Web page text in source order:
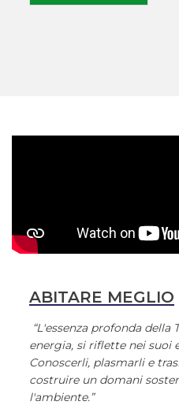
ABITARE MEGLIO
“L'essenza profonda della
energia, si riflette nei suoi
Conoscerli, plasmarli e
costruire un domani
l'ambiente.”